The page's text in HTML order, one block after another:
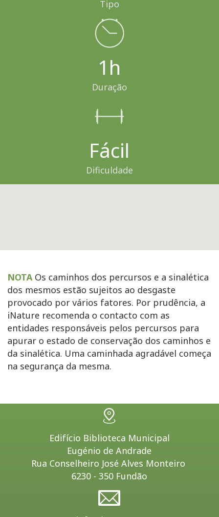
Tipo
1h
Duração
Fácil
Dificuldade
NOTA Os caminhos dos percursos e a sinalética
dos mesmos estão sujeitos ao desgaste
provocado por vários fatores. Por prudência, a
iNature recomenda o contacto com as
entidades responsáveis pelos percursos para
apurar o estado de conservação dos caminhos e
da sinalética. Uma caminhada agradável começa
na segurança da mesma.
Edifício Biblioteca Municipal
Eugénio de Andrade
Rua Conselheiro José Alves Monteiro
6230 - 350 Fundão